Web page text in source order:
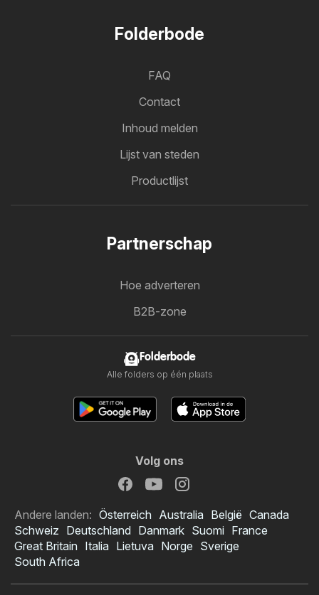
Folderbode
FAQ
Contact
Inhoud melden
Lijst van steden
Productlijst
Partnerschap
Hoe adverteren
B2B-zone
Folderbode
Alle folders op één plaats
Volg ons
Andere landen: Österreich Australia België Canada
Schweiz Deutschland Danmark Suomi France
Great Britain Italia Lietuva Norge Sverige
South Africa